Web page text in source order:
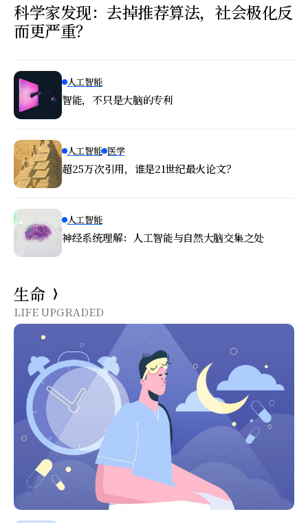
科学家发现：去掉推荐算法，社会极化反
而更严重？
人工智能
智能，不只是大脑的专利
人工智能 医学
超25万次引用，谁是21世纪最火论文？
人工智能
神经系统理解：人工智能与自然大脑交集之处
生命
LIFE UPGRADED